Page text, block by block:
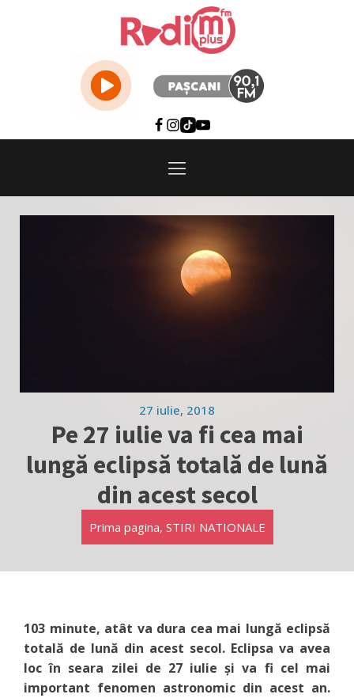
27 iulie, 2018
Pe 27 iulie va fi cea mai
lungă eclipsă totală de lună
din acest secol
Prima pagina, STIRI NATIONALE
103 minute, atât va dura cea mai lungă eclipsă
totală de lună din acest secol. Eclipsa va avea
loc în seara zilei de 27 iulie și va fi cel mai
important fenomen astronomic din acest an.